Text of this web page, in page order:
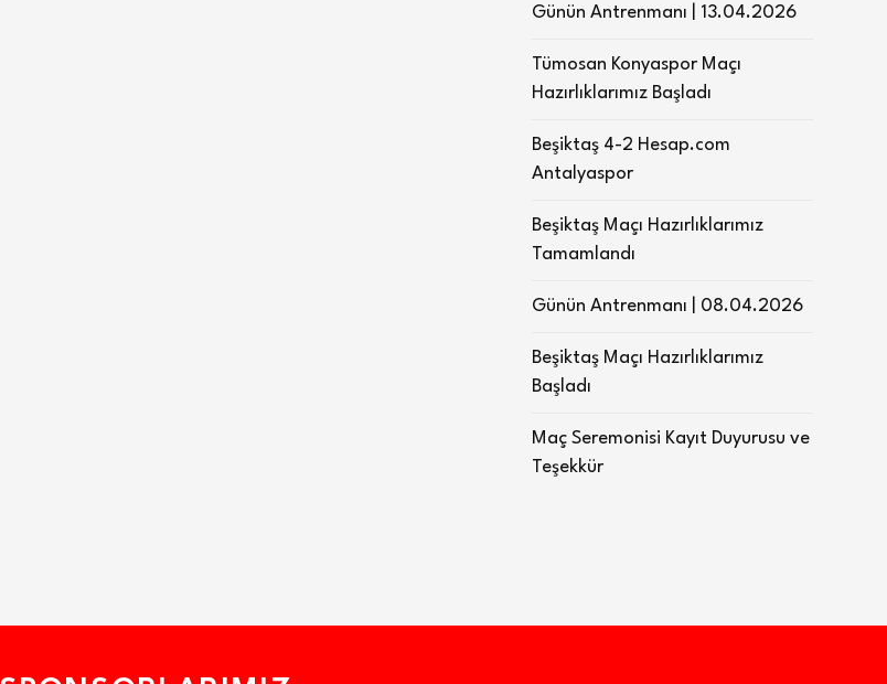
Günün Antrenmanı | 13.04.2026
Tümosan Konyaspor Maçı
Hazırlıklarımız Başladı
Beşiktaş 4-2 Hesap.com
Antalyaspor
Beşiktaş Maçı Hazırlıklarımız
Tamamlandı
Günün Antrenmanı | 08.04.2026
Beşiktaş Maçı Hazırlıklarımız
Başladı
Maç Seremonisi Kayıt Duyurusu ve
Teşekkür